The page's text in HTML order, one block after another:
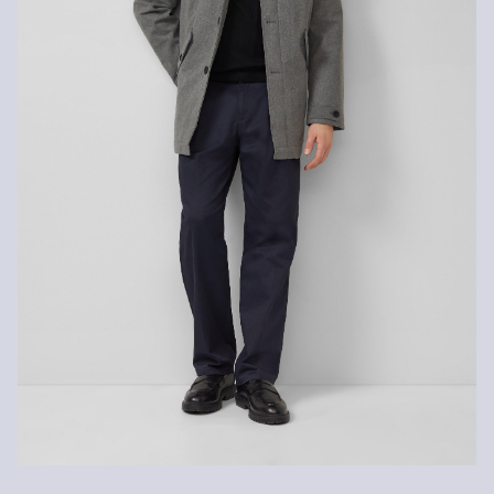
Chlorbleiche nicht möglich
Nicht für den Trockner geeignet
Nicht heiß bügeln
Chemische Reinigung mit Perchlorethylen im